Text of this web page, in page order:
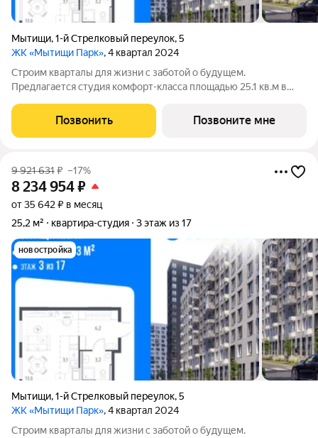
Мытищи,1-й Стрелковый переулок,5
ЖК «Мытищи Парк», 4 квартал 2024
Строим кварталы для жизни с заботой о будущем.
Предлагается студия комфорт-класса площадью 25.1 кв.м в
"Мытищи Парк".Квартиру в комплексе на выбор: может быть
как с отделкой, так и без. В
Позвонить Позвоните мне
9 921 631₽ –17%
8 234 954₽
от 35 642 ₽ в месяц
25,2 м²
квартира-студия 3 этаж из 17
новостройка
Мытищи,1-й Стрелковый переулок,5
ЖК «Мытищи Парк», 4 квартал 2024
Строим кварталы для жизни с заботой о будущем.